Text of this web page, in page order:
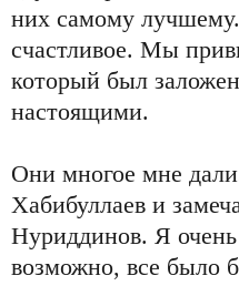
них самому
счастливое. Мы
который был
настоящими.
Они многое мне
Хабибуллаев и
Нуриддинов. Я
возможно, все было